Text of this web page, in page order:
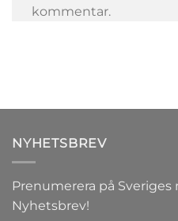
kommentar.
NYHETSBREV
Prenumerera på
Nyhetsbrev!